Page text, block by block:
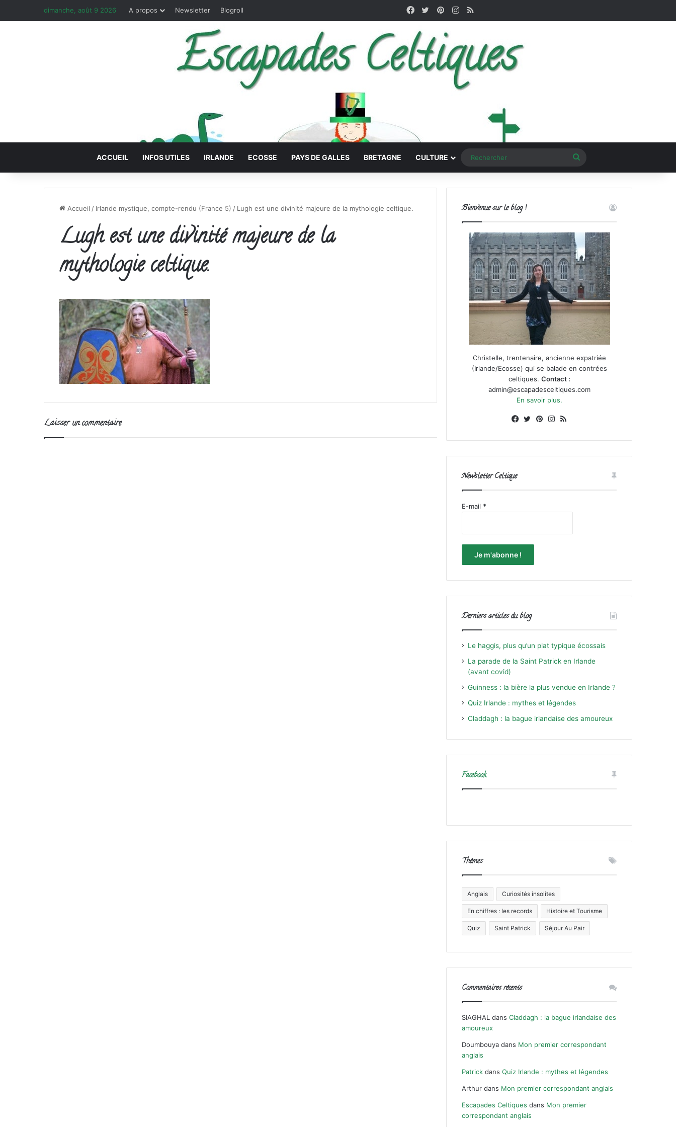
dimanche, août 9 2026 A propos Newsletter Blogroll FacebookPinterestInstagram
RSS
ACCUEIL INFOS UTILES IRLANDE ECOSSE PAYS DE GALLES BRETAGNE CULTURE
Accueil / Irlande mystique, compte-rendu (France 5) / Lugh est une divinité majeure de la mythologie celtique.
Lugh est une divinité majeure de la
mythologie celtique.
Laisser un commentaire
Bienvenue sur le blog !
Christelle, trentenaire, ancienne expatriée
(Irlande/Ecosse) qui se balade en contrées
celtiques. Contact :
admin@escapadesceltiques.com
En savoir plus.
Facebook
X PinterestInstagram
Newsletter Celtique
E-mail *
Derniers articles du blog
Le haggis, plus qu’un plat typique écossais
La parade de la Saint Patrick en Irlande
(avant covid)
Guinness : la bière la plus vendue en Irlande ?
Quiz Irlande : mythes et légendes
Claddagh : la bague irlandaise des amoureux
Facebook
Thèmes
Anglais Curiosités insolites
En chiffres : les records Histoire et Tourisme
Quiz Saint Patrick Séjour Au Pair
Commentaires récents
SIAGHAL dansCladdagh : la bague irlandaise des
amoureux
Doumbouya dans Mon premier correspondant
anglais
Patrick dansQuiz Irlande : mythes et légendes
Arthur dans Mon premier correspondant anglais
Escapades Celtiques dans Mon premier
correspondant anglais